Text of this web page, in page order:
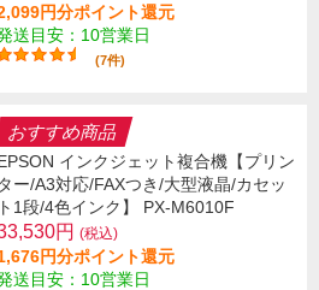
円分ポイント還元
送目安：10営業日
(7件)
おすすめ商品
インクジェット複合機【プリン
ター/A3対応/FAXつき/大型液晶/カセッ
ト1段/4色インク】 PX-M6010F
円 (税込)
円分ポイント還元
送目安：10営業日